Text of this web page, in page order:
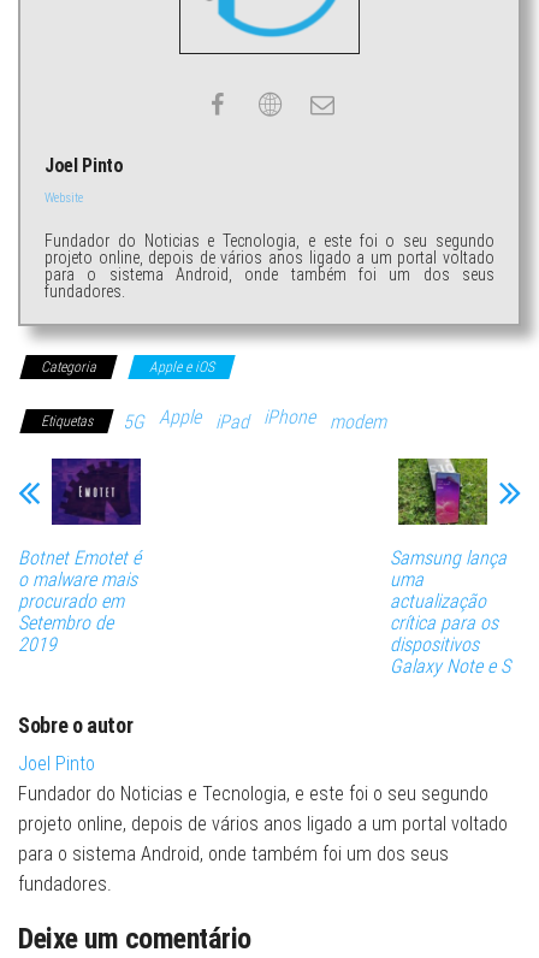
Joel Pinto
Website
Fundador do Noticias e Tecnologia, e este foi o seu segundo
projeto online, depois de vários anos ligado a um portal voltado
para o sistema Android, onde também foi um dos seus
fundadores.
Categoria Apple e iOS
Etiquetas 5G Apple iPad iPhone modem
Botnet Emotet é
o malware mais
procurado em
Setembro de
2019
Samsung lança
uma
actualização
crítica para os
dispositivos
Galaxy Note e S
Sobre o autor
Joel Pinto
Fundador do Noticias e Tecnologia, e este foi o seu segundo
projeto online, depois de vários anos ligado a um portal voltado
para o sistema Android, onde também foi um dos seus
fundadores.
Deixe um comentário